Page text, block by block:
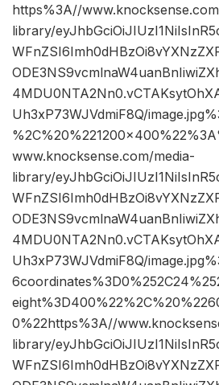
https%3A//
library/
Uh3xP73WJVdmiF8Q/
www.knocksense.com/media-
library/
Uh3xP73WJVdmiF8Q/
0%22https%3A//
library/